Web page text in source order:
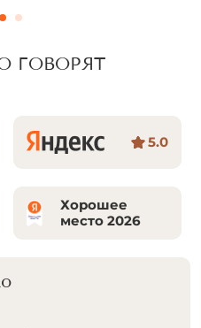
ГОВОРЯТ
5.0
Хорошее
место 2026